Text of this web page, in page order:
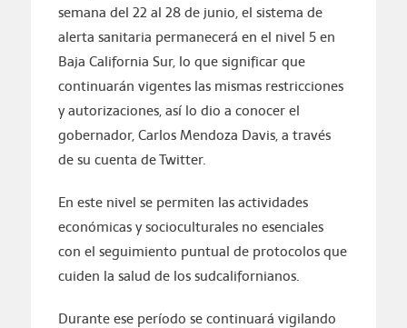
semana del 22 al 28 de junio, el sistema de
alerta sanitaria permanecerá en el nivel 5 en
Baja California Sur, lo que significar que
continuarán vigentes las mismas restricciones
y autorizaciones, así lo dio a conocer el
gobernador, Carlos Mendoza Davis, a través
de su cuenta de Twitter.
En este nivel se permiten las actividades
económicas y socioculturales no esenciales
con el seguimiento puntual de protocolos que
cuiden la salud de los sudcalifornianos.
Durante ese período se continuará vigilando